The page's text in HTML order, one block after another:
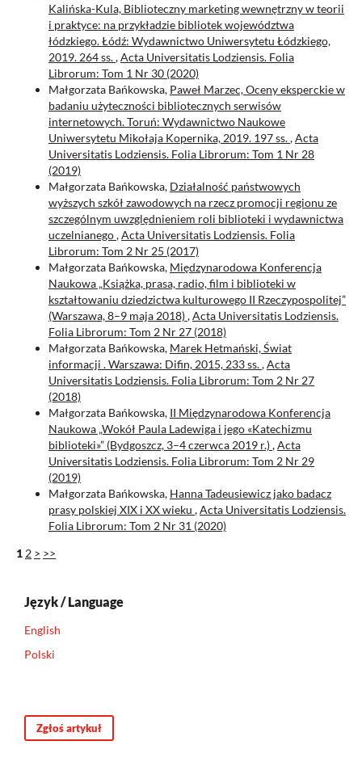
Kalińska-Kula, Biblioteczny marketing wewnętrzny w teorii
i praktyce: na przykładzie bibliotek województwa
łódzkiego. Łódź: Wydawnictwo Uniwersytetu Łódzkiego,
2019. 264 ss.,Acta Universitatis Lodziensis. Folia
Librorum: Tom 1 Nr 30 (2020)
Małgorzata Bańkowska, Paweł Marzec, Oceny eksperckie w
badaniu użyteczności bibliotecznych serwisów
internetowych. Toruń: Wydawnictwo Naukowe
Uniwersytetu Mikołaja Kopernika, 2019. 197 ss.,Acta
Universitatis Lodziensis. Folia Librorum: Tom 1 Nr 28
(2019)
Małgorzata Bańkowska, Działalność państwowych
wyższych szkół zawodowych na rzecz promocji regionu ze
szczególnym uwzględnieniem roli biblioteki i wydawnictwa
uczelnianego,Acta Universitatis Lodziensis. Folia
Librorum: Tom 2 Nr 25 (2017)
Małgorzata Bańkowska, Międzynarodowa Konferencja
Naukowa „Książka, prasa, radio, film i biblioteki w
kształtowaniu dziedzictwa kulturowego II Rzeczypospolitej”
(Warszawa, 8–9 maja 2018),Acta Universitatis Lodziensis.
Folia Librorum: Tom 2 Nr 27 (2018)
Małgorzata Bańkowska, Marek Hetmański, Świat
informacji . Warszawa: Difin, 2015, 233 ss.,Acta
Universitatis Lodziensis. Folia Librorum: Tom 2 Nr 27
(2018)
Małgorzata Bańkowska, II Międzynarodowa Konferencja
Naukowa „Wokół Paula Ladewiga i jego «Katechizmu
biblioteki»” (Bydgoszcz, 3–4 czerwca 2019 r.),Acta
Universitatis Lodziensis. Folia Librorum: Tom 2 Nr 29
(2019)
Małgorzata Bańkowska, Hanna Tadeusiewicz jako badacz
prasy polskiej XIX i XX wieku ,Acta Universitatis Lodziensis.
Folia Librorum: Tom 2 Nr 31 (2020)
1 2 > >>
Język / Language
English
Polski
Zgłoś artykuł